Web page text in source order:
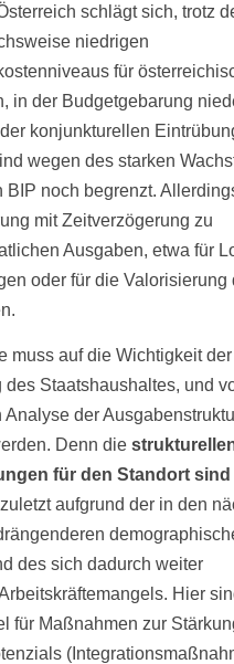
schlägt sich, trotz
niedrigen
für
in der Budgetgebarung
konjunkturellen
wegen des starken
BIP noch begrenzt.
mit Zeitverzögerung zu
Ausgaben, etwa für
oder für die Valorisierung
muss auf die Wichtigkeit der
des Staatshaushaltes, und
der
Denn die
für den Standort sind
aufgrund der in den
des sich dadurch weiter
Hier
für Maßnahmen zur